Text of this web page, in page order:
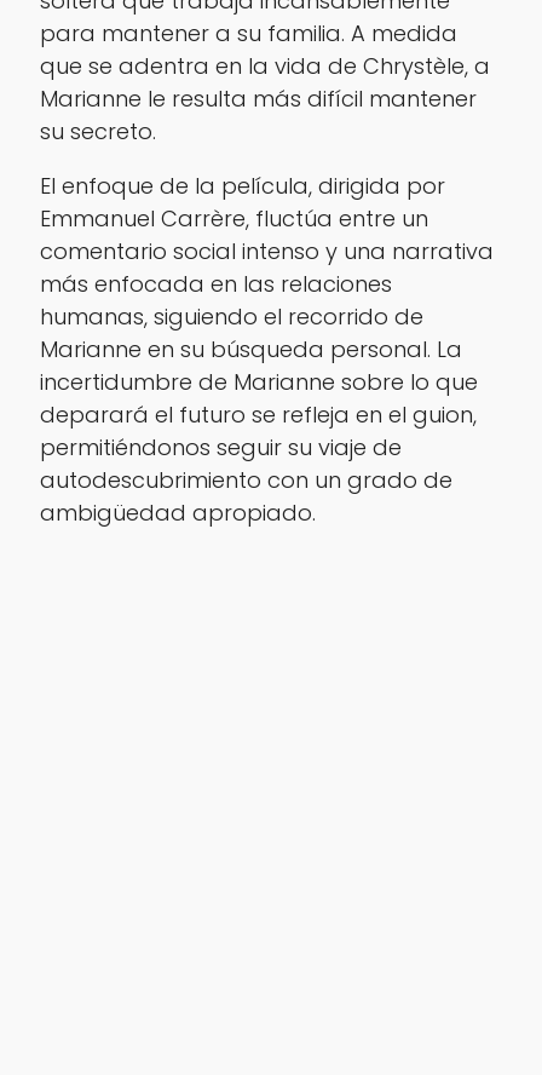
para mantener a su familia. A medida
que se adentra en la vida de Chrystèle, a
Marianne le resulta más difícil mantener
su secreto.
El enfoque de la película, dirigida por
Emmanuel Carrère, fluctúa entre un
comentario social intenso y una narrativa
más enfocada en las relaciones
humanas, siguiendo el recorrido de
Marianne en su búsqueda personal. La
incertidumbre de Marianne sobre lo que
deparará el futuro se refleja en el guion,
permitiéndonos seguir su viaje de
autodescubrimiento con un grado de
ambigüedad apropiado.